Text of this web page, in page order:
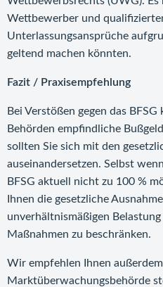
Wettbewerber und
Unterlassungsansprüche
geltend machen könnten.
Fazit / Praxisempfehlung
Bei Verstößen gegen das
Behörden empfindliche
sollten Sie sich mit den
auseinandersetzen. Selbst
BFSG aktuell nicht zu 100 %
Ihnen die gesetzliche
unverhältnismäßigen
Maßnahmen zu beschränken.
Wir empfehlen Ihnen
Marktüberwachungsbehörde